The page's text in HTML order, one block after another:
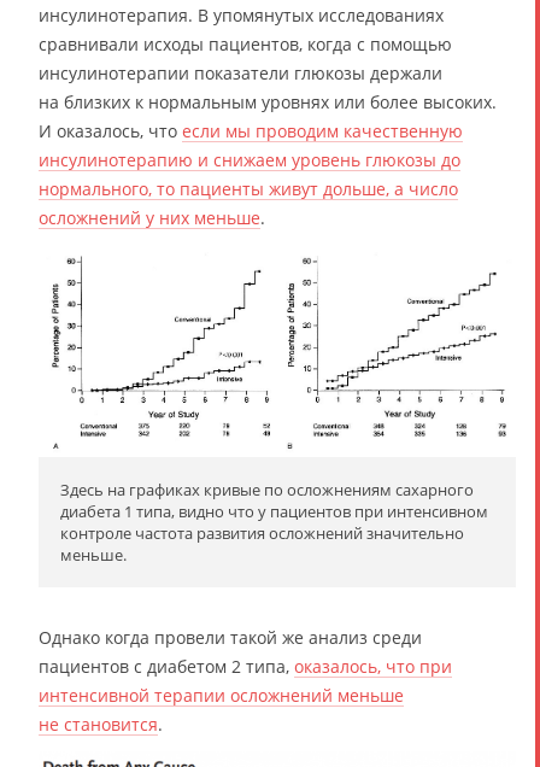
инсулинотерапия. В упомянутых исследованиях
сравнивали исходы пациентов, когда с помощью
инсулинотерапии показатели глюкозы держали
на близких к нормальным уровнях или более высоких.
И оказалось, что если мы проводим качественную
инсулинотерапию и снижаем уровень глюкозы до
нормального, то пациенты живут дольше, а число
осложнений у них меньше.
Здесь на графиках кривые по осложнениям сахарного
диабета 1 типа, видно что у пациентов при интенсивном
контроле частота развития осложнений значительно
меньше.
Однако когда провели такой же анализ среди
пациентов с диабетом 2 типа, оказалось, что при
интенсивной терапии осложнений меньше
не становится.